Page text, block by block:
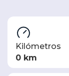
Kilómetros
0 km